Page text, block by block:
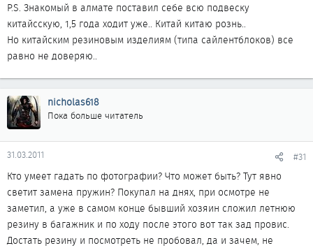
Р.S. Знакомый в алмате поставил себе всю подвеску
китайсскую, 1,5 года ходит уже.. Китай китаю рознь..
Но китайским резиновым изделиям (типа сайлентблоков) все
равно не доверяю..
nicholas618
Пока больше читатель
31.03.2011 #31
Кто умеет гадать по фотографии? Что может быть? Тут явно
светит замена пружин? Покупал на днях, при осмотре не
заметил, а уже в самом конце бывший хозяин сложил летнюю
резину в багажник и по ходу после этого вот так зад провис.
Достать резину и посмотреть не пробовал, да и зачем, не